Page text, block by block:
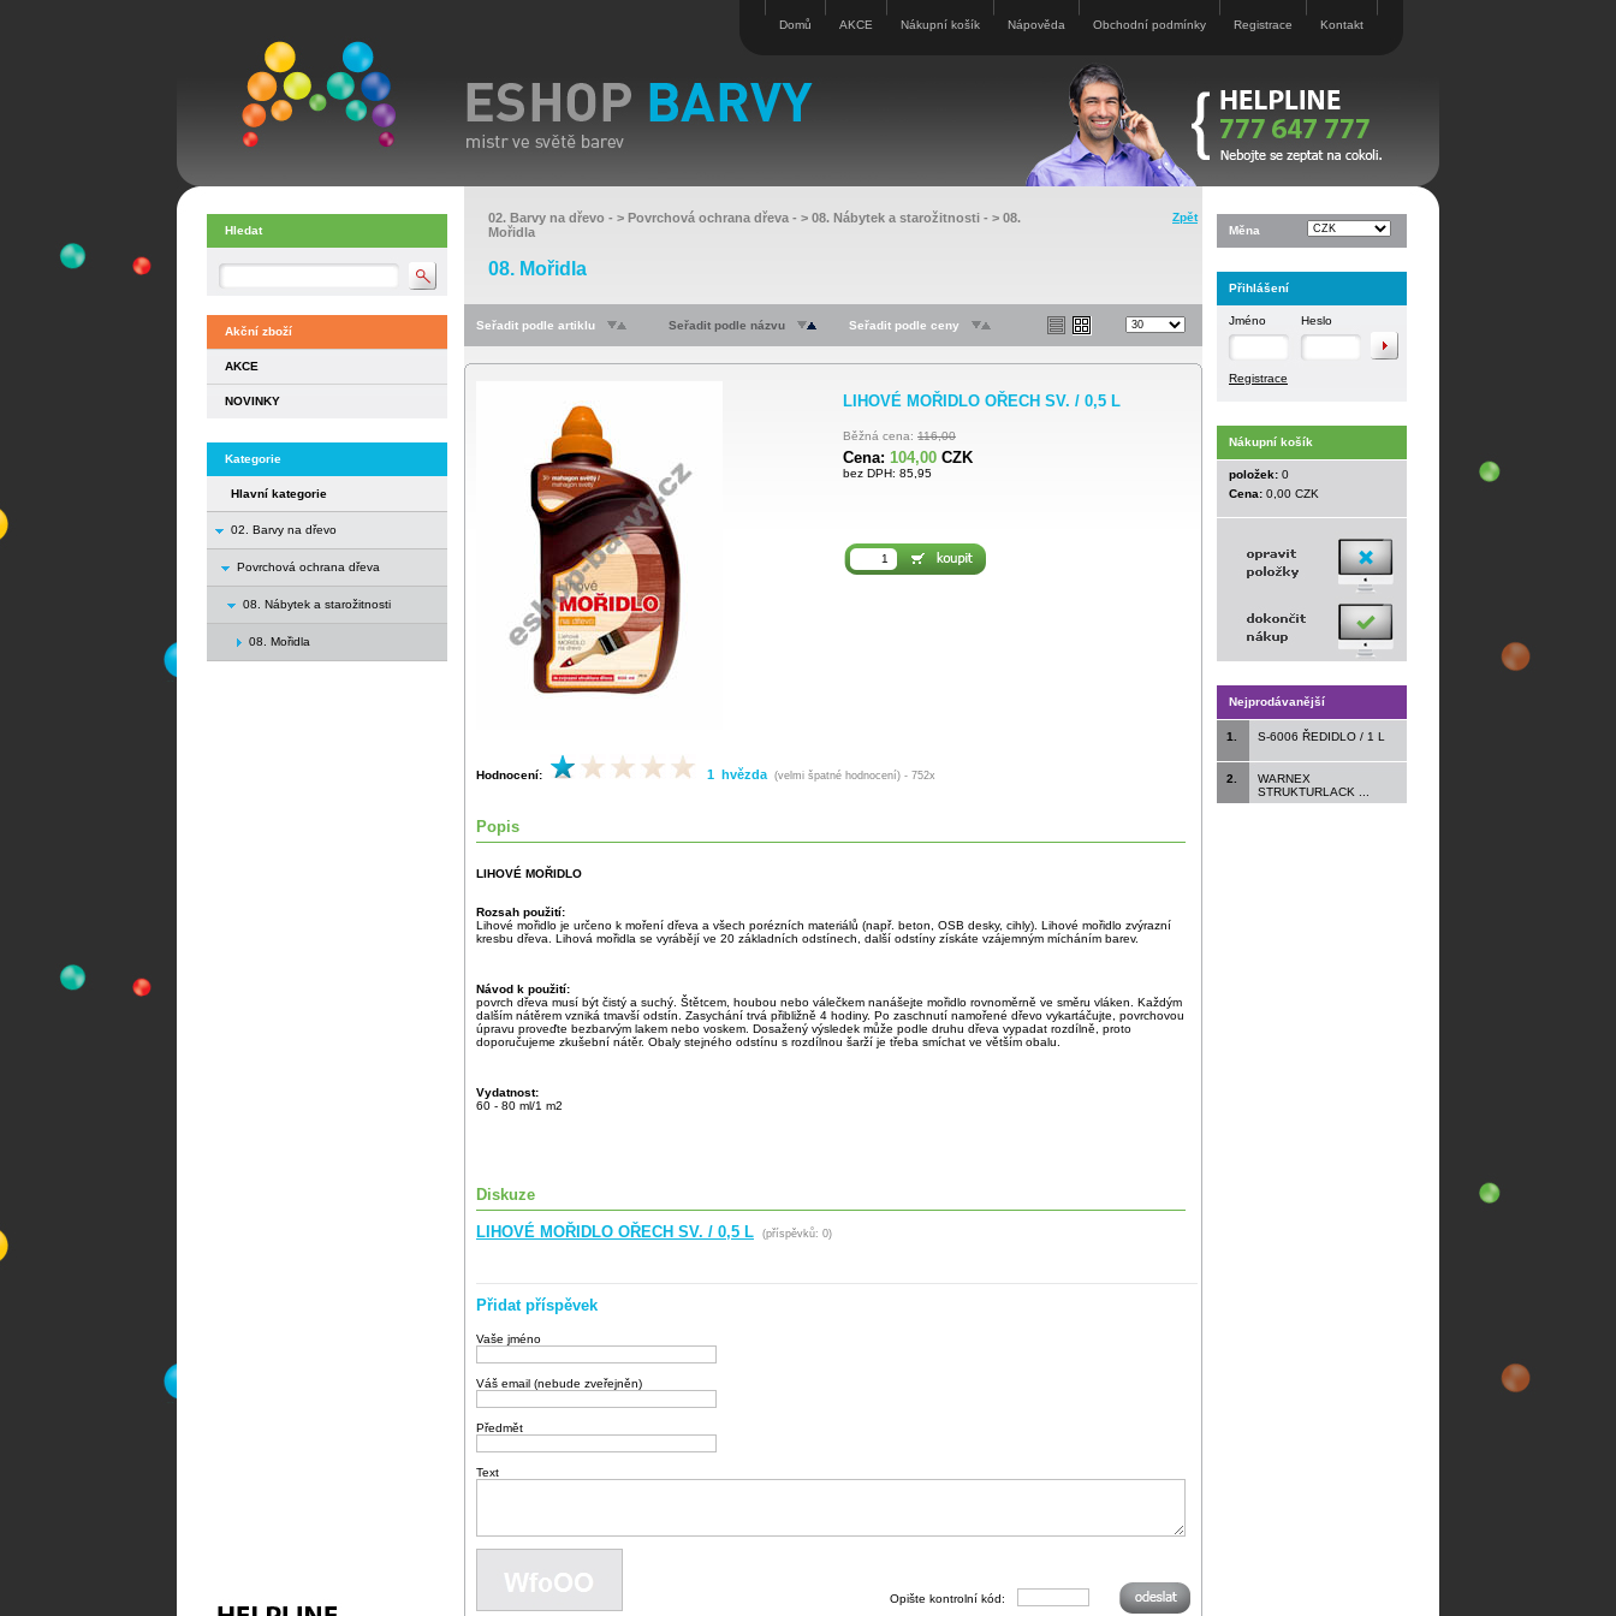
Domů AKCE Nákupní košík Nápověda Obchodní podmínky Registrace Kontakt
Hledat
Akční zboží
AKCE
NOVINKY
Kategorie
Hlavní kategorie
02. Barvy na dřevo
Povrchová ochrana dřeva
08. Nábytek a starožitnosti
08. Mořidla
02. Barvy na dřevo - > Povrchová ochrana dřeva - > 08. Nábytek a starožitnosti - > 08.
Mořidla
Zpět
08. Mořidla
Seřadit podle artiklu Seřadit podle názvu Seřadit podle ceny
LIHOVÉ MOŘIDLO OŘECH SV. / 0,5 L
Běžná cena: 116,00
Cena: 104,00 CZK
bez DPH: 85,95
Hodnocení: 1 hvězda (velmi špatné hodnocení) - 752x
Popis
LIHOVÉ MOŘIDLO
Rozsah použití:
Lihové mořidlo je určeno k moření dřeva a všech porézních materiálů (např. beton, OSB desky, cihly). Lihové mořidlo zvýrazní
kresbu dřeva. Lihová mořidla se vyrábějí ve 20 základních odstínech, další odstíny získáte vzájemným mícháním barev.
Návod k použití:
povrch dřeva musí být čistý a suchý. Štětcem, houbou nebo válečkem nanášejte mořidlo rovnoměrně ve směru vláken. Každým
dalším nátěrem vzniká tmavší odstín. Zasychání trvá přibližně 4 hodiny. Po zaschnutí namořené dřevo vykartáčujte, povrchovou
úpravu proveďte bezbarvým lakem nebo voskem. Dosažený výsledek může podle druhu dřeva vypadat rozdílně, proto
doporučujeme zkušební nátěr. Obaly stejného odstínu s rozdílnou šarží je třeba smíchat ve větším obalu.
Vydatnost:
60 - 80 ml/1 m2
Diskuze
LIHOVÉ MOŘIDLO OŘECH SV. / 0,5 L (příspěvků: 0)
Přidat příspěvek
Vaše jméno
Váš email (nebude zveřejněn)
Předmět
Text
Opište kontrolní kód:
Měna
Přihlášení
Jméno Heslo
Registrace
Nákupní košík
položek: 0
Cena: 0,00 CZK
Nejprodávanější
1. S-6006 ŘEDIDLO / 1 L
2.
WARNEX
STRUKTURLACK ...